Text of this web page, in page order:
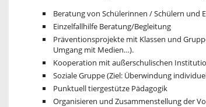
Beratung von Schülerinnen / Schülern und
Einzelfallhilfe Beratung/Begleitung
Präventionsprojekte mit Klassen und
Umgang mit Medien…).
Kooperation mit außerschulischen
Soziale Gruppe (Ziel: Überwindung
Punktuell tiergestütze Pädagogik
Organisieren und Zusammenstellung der